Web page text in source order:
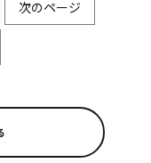
次のページ